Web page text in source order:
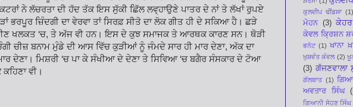
ਨੇ ਲੱਚਰਤਾ ਦੀ ਹੱਦ ਤੱਕ ਇਸ ਸੁੱਕੀ ਛਿੱਲ ਲਵ੍ਹਾਉਣੇ ਪਾਤਰ ਦੇ ਨਾਂ ਤੇ ਲੱਖਾਂ ਰੁਪਏ
ਜ਼ਿੰਦਗੀ ਦਾ ਵੇਰਵਾ ਤਾਂ ਸਿਰਫ਼ ਸੀਤੋ ਦਾ ਲੋਕ ਗੀਤ ਹੀ ਦੇ ਸਕਿਆ ਹੈ। ਛੜੇ
ਖਲਕਤ ‘ਚ, ਤੇ ਅੱਜ ਵੀ ਹਨ। ਇਸ ਦੇ ਕੁਝ ਸਮਾਜਕ ਤੇ ਆਰਥਕ ਕਾਰਣ ਸਨ। ਥੋੜੀ
ਚੀਜ਼ ਬਨਾਮ ਮੁੰਡੇ ਦੀ ਆਸ ਵਿੱਚ ਕੁੜੀਆਂ ਨੂੰ ਜੰਮਦੇ ਸਾਰ ਹੀ ਮਾਰ ਦੇਣਾ, ਅੱਕ ਦਾ
ਦੇਣਾ। ਮਿਸ਼ਰੀ ‘ਚ ਪਾ ਕੇ ਸੰਖੀਆ ਦੇ ਦੇਣਾ ਤੇ ਸਿਵਿਆ ‘ਚ ਬਗੈਰ ਸੰਸਕਾਰ ਦੇ ਟੋਆ
ਵੀ।
ਕੁਲਦੀਪ ਢੀਂਡਸਾ
ਮੋਹਨ (3)
ਕੇਵਲ ਕ੍ਰਿਸ਼ਨ
ਭਨੋਟ (1) ਖਾਨਾ
ਖੁਸ਼ਵੰਤ ਕੰਵਲ (2)
(3) ਗੱਜਣਵਾਲਾ
ਗੱਲਬਾਤ (1)
ਅਵਤਾਰ ਸਿੰਘ
ਗਿਆਨੀ ਸੋਹਣ ਸਿੰਘ